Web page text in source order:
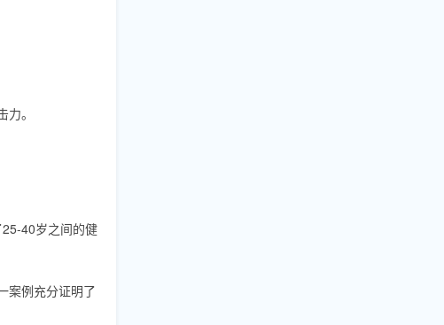
。
40岁之间的健
案例充分证明了